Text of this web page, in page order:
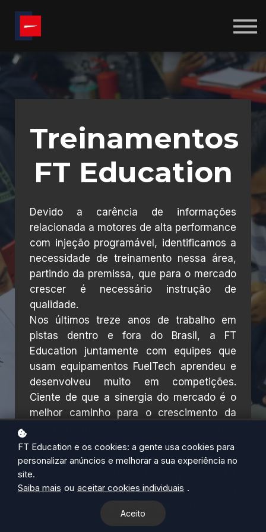
ENTRAR
CRIAR CONTA
Treinamentos
FT Education
Devido a carência de informações
relacionada a motores de alta performance
com injeção programável, identificamos a
necessidade de treinamento nessa área,
partindo da premissa, que para o mercado
crescer é necessário instrução de
qualidade.
Nos últimos treze anos de trabalho em
pistas dentro e fora do Brasil, a FT
Education juntamente com equipes que
usam equipamentos FuelTech aprendeu e
desenvolveu muito em competições.
Ciente de que a sinergia do mercado é o
melhor caminho para o crescimento da
cursos para dividir os conhecimentos
desenvolvidos junto a entusiastas e
profissionais. Nos treinamentos FT
Education existe a preocupação em
disponibilizar aos alunos um conteúdo de
altíssimo nível em todos os lugares onde o
FT Education e os cookies: a gente usa cookies para
personalizar anúncios e melhorar a sua experiência no
site.
Saiba mais ou aceitar cookies individuais .
Aceito